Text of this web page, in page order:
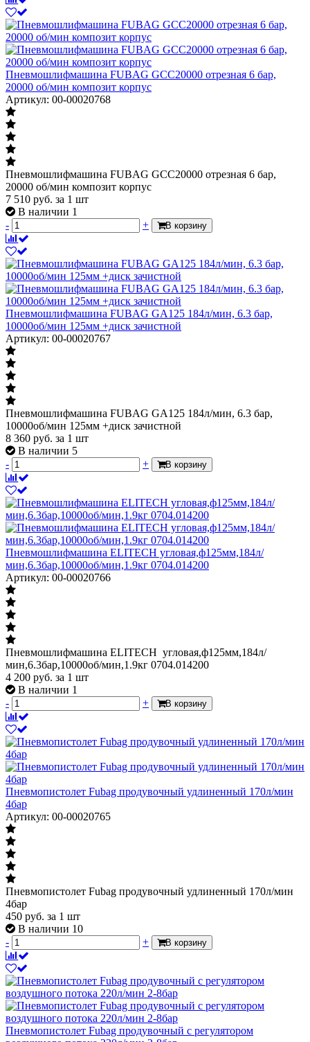
Пневмошлифмашина FUBAG GCC20000 отрезная 6 бар,
20000 об/мин композит корпус
Артикул: 00-00020768
Пневмошлифмашина FUBAG GCC20000 отрезная 6 бар,
20000 об/мин композит корпус
7 510 руб. за 1 шт
В наличии 1
-
+ В корзину
Пневмошлифмашина FUBAG GA125 184л/мин, 6.3 бар,
10000об/мин 125мм +диск зачистной
Артикул: 00-00020767
Пневмошлифмашина FUBAG GA125 184л/мин, 6.3 бар,
10000об/мин 125мм +диск зачистной
8 360 руб. за 1 шт
В наличии 5
-
+ В корзину
Пневмошлифмашина ELITECH угловая,ф125мм,184л/
мин,6.3бар,10000об/мин,1.9кг 0704.014200
Артикул: 00-00020766
Пневмошлифмашина ELITECH угловая,ф125мм,184л/
мин,6.3бар,10000об/мин,1.9кг 0704.014200
4 200 руб. за 1 шт
В наличии 1
-
+ В корзину
Пневмопистолет Fubag продувочный удлиненный 170л/мин
4бар
Артикул: 00-00020765
Пневмопистолет Fubag продувочный удлиненный 170л/мин
4бар
450 руб. за 1 шт
В наличии 10
-
+ В корзину
Пневмопистолет Fubag продувочный с регулятором